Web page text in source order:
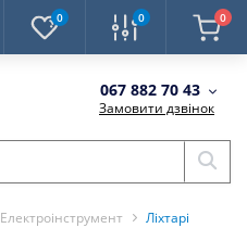
0 0 0
067 882 70 43
Замовити дзвінок
Електроінструмент Ліхтарі